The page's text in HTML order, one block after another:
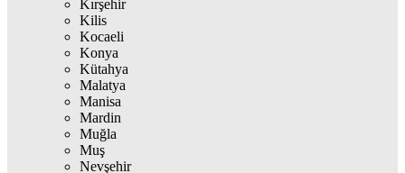
Kırşehir
Kilis
Kocaeli
Konya
Kütahya
Malatya
Manisa
Mardin
Muğla
Muş
Nevşehir